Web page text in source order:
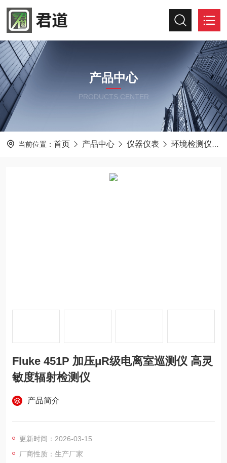
产品中心
PRODUCTS CENTER
当前位置： 首页 产品中心 仪器仪表 环境检测仪器
Fluke 451P 加压μR级电离室巡测仪 高灵
敏度辐射检测仪
产品简介
更新时间：2026-03-15
厂商性质：生产厂家